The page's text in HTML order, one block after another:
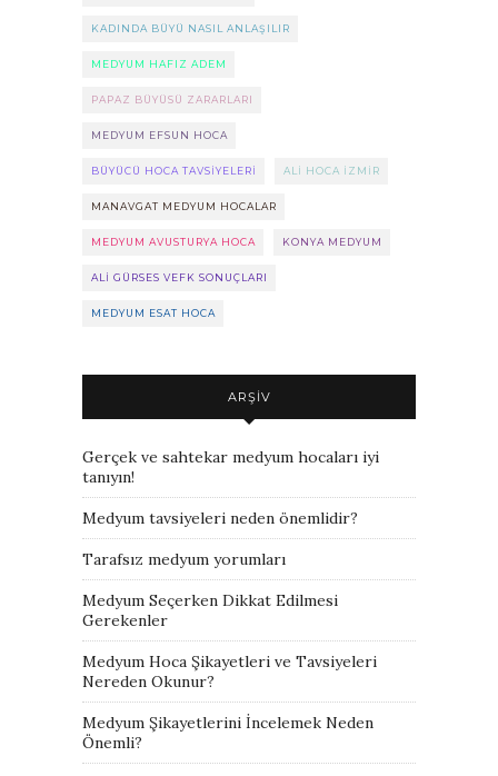
KADINDA BÜYÜ NASIL ANLAŞILIR
MEDYUM HAFIZ ADEM
PAPAZ BÜYÜSÜ ZARARLARI
MEDYUM EFSUN HOCA
BÜYÜCÜ HOCA TAVSIYELERI ALI HOCA IZMIR
MANAVGAT MEDYUM HOCALAR
MEDYUM AVUSTURYA HOCA KONYA MEDYUM
ALI GÜRSES VEFK SONUÇLARI
MEDYUM ESAT HOCA
ARŞIV
Gerçek ve sahtekar medyum hocaları iyi
tanıyın!
Medyum tavsiyeleri neden önemlidir?
Tarafsız medyum yorumları
Medyum Seçerken Dikkat Edilmesi
Gerekenler
Medyum Hoca Şikayetleri ve Tavsiyeleri
Nereden Okunur?
Medyum Şikayetlerini İncelemek Neden
Önemli?